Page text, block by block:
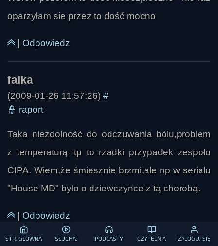
STR. GŁÓWNA SŁUCHAJ PODCASTY CZYTELNIA ZALOGUJ SIĘ
oparzyłam sie przez to dość mocno
Odpowiedz
(2009-01-26 11:57:26) #
👮 raport
Taka niezdolność do odczuwania bólu,problem
z temperaturą itp to rzadki przypadek zespołu
CIPA. Wiem,że śmiesznie brzmi,ale np w serialu
"House MD" było o dziewczynce z tą chorobą.
Odpowiedz
bauaser-kun